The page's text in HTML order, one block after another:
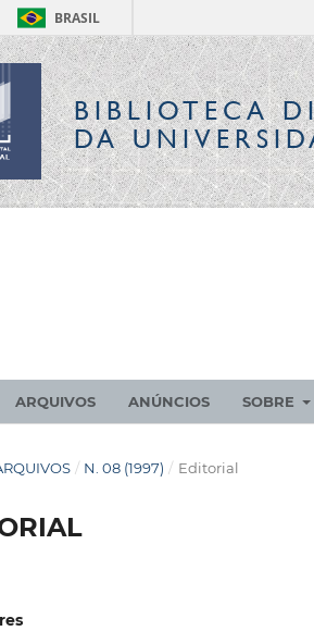
BRASIL
BIBLIOTECA
DA
ARQUIVOS ANÚNCIOS SOBRE
/ N. 08 (1997) / Editorial